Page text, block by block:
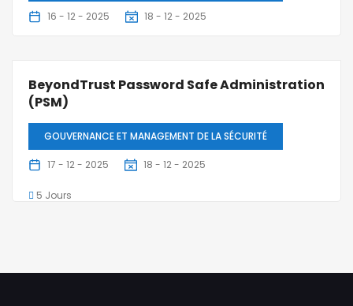
16 - 12 - 2025 18 - 12 - 2025
BeyondTrust Password Safe Administration
(PSM)
GOUVERNANCE ET MANAGEMENT DE LA SÉCURITÉ
17 - 12 - 2025 18 - 12 - 2025
5 Jours